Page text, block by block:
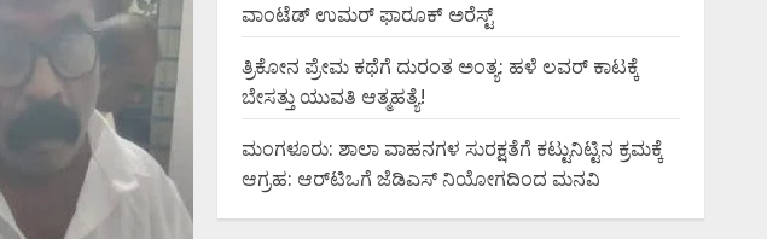
ವಾಂಟೆಡ್ ಉಮರ್ ಫಾರೂಕ್ ಅರೆಸ್ಟ್
ತ್ರಿಕೋನ ಪ್ರೇಮ ಕಥೆಗೆ ದುರಂತ ಅಂತ್ಯ: ಹಳೆ ಲವರ್ ಕಾಟಕ್ಕೆ
ಬೇಸತ್ತು ಯುವತಿ ಆತ್ಮಹತ್ಯೆ!
ಮಂಗಳೂರು: ಶಾಲಾ ವಾಹನಗಳ ಸುರಕ್ಷತೆಗೆ ಕಟ್ಟುನಿಟ್ಟಿನ ಕ್ರಮಕ್ಕೆ
ಆಗ್ರಹ: ಆರ್‌ಟಿಒಗೆ ಜೆಡಿಎಸ್ ನಿಯೋಗದಿಂದ ಮನವಿ